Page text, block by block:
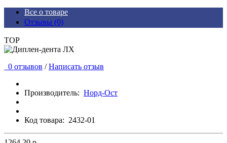
Все о товаре
Отзывы (0)
TOP
0 отзывов / Написать отзыв
Производитель: Норд-Ост
Код товара: 2432-01